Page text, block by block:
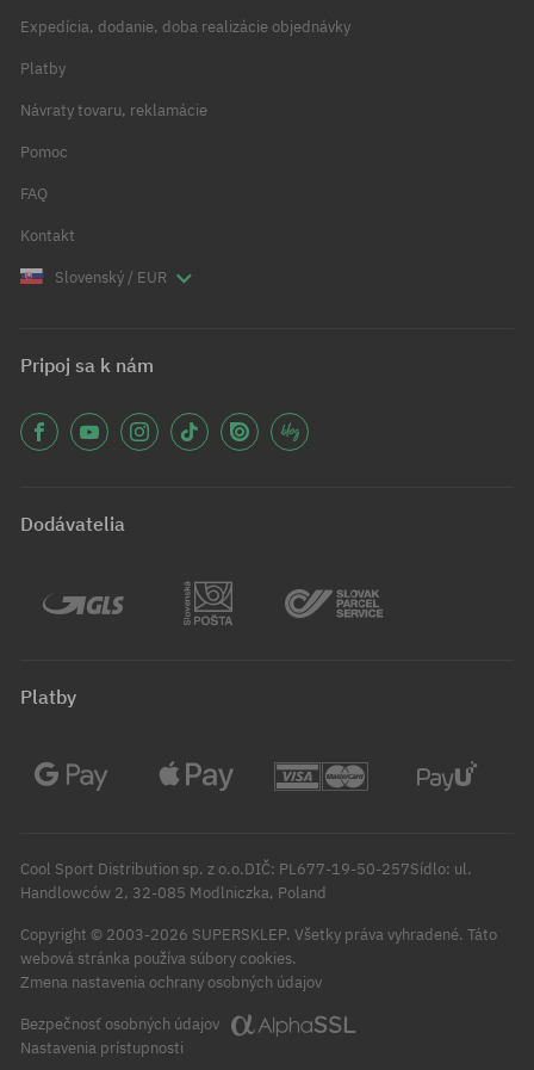
Expedícia, dodanie, doba realizácie objednávky
Platby
Návraty tovaru, reklamácie
Pomoc
FAQ
Kontakt
Slovenský / EUR
Pripoj sa k nám
Dodávatelia
Platby
Cool Sport Distribution sp. z o.o.DIČ: PL677-19-50-257Sídlo: ul.
Handlowców 2, 32-085 Modlniczka, Poland
Copyright © 2003-2026 SUPERSKLEP. Všetky práva vyhradené. Táto
webová stránka používa súbory cookies.
Zmena nastavenia ochrany osobných údajov
Bezpečnosť osobných údajov
Nastavenia prístupnosti